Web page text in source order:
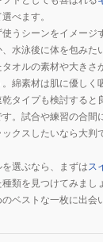
べます。
うシーンをイメージ
水泳後に体を包みた
オルの素材や大きさ
綿素材は肌に優しく
タイプも検討すると
。試合や練習の合間
クスしたいなら大判
選ぶなら、まずはス
類を見つけてみまし
ベストな一枚に出会